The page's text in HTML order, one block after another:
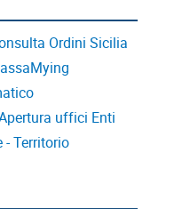
Ordini Sicilia
Mying
uffici Enti
- Territorio